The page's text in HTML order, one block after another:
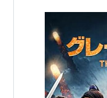
リー・ロック伝
（1991）＜未＞
raiders レイダー
トリック大作戦（